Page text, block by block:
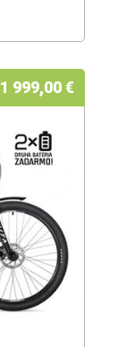
1 999,00 €